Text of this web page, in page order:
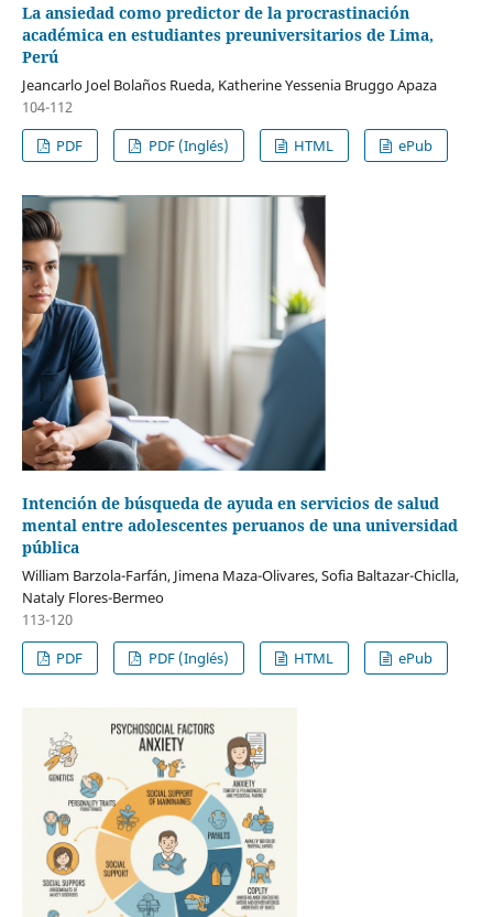
La ansiedad como predictor de la procrastinación
académica en estudiantes preuniversitarios de Lima,
Perú
Jeancarlo Joel Bolaños Rueda, Katherine Yessenia Bruggo Apaza
104-112
PDF
PDF (Inglés) HTML ePub
Intención de búsqueda de ayuda en servicios de salud
mental entre adolescentes peruanos de una universidad
pública
William Barzola-Farfán, Jimena Maza-Olivares, Sofia Baltazar-Chiclla,
Nataly Flores-Bermeo
113-120
PDF
PDF (Inglés) HTML ePub